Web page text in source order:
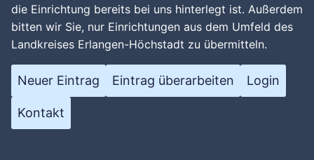
die Einrichtung bereits bei uns hinterlegt ist. Außerdem
bitten wir Sie, nur Einrichtungen aus dem Umfeld des
Landkreises Erlangen-Höchstadt zu übermitteln.
Neuer Eintrag Eintrag überarbeiten Login
Kontakt